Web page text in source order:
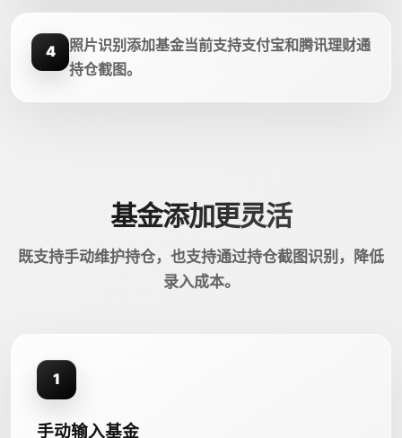
4
照片识别添加基金当前支持支付宝和腾讯理财通
持仓截图。
基金添加更灵活
既支持手动维护持仓，也支持通过持仓截图识别，降低
录入成本。
1
手动输入基金